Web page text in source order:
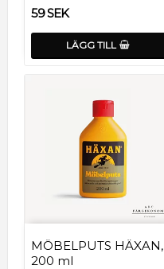
59 SEK
LÄGG TILL
MÖBELPUTS HÄXAN,
200 ml